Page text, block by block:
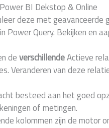
BI Dekstop & Online
deze met geavanceerde
Power Query. Bekijken en
deverschillendeActieve
Veranderen van deze
besteed aan het goed
of metingen.
kolommen zijn de motor